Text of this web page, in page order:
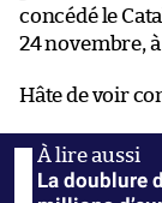
concédé le
24 novembre, à
Hâte de voir
La doublure